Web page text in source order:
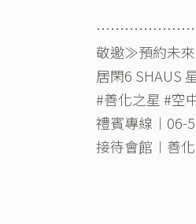
敬邀≫預約未來
居閑6 SHAUS
#善化之星 #空
禮賓專線︱06-
接待會館︱善